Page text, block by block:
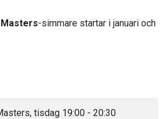
Masters-simmare startar i januari och
tisdag 19:00 - 20:30